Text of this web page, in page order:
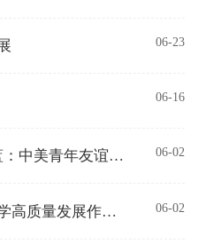
06-23
06-16
习近平复信参加“共航蔚蓝：中美青年友谊行”活动的两国学生 06-02
习近平就推动哲学社会科学高质量发展作出重要指示 06-02